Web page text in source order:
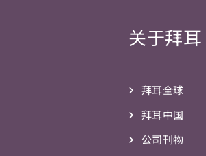
关于拜耳
拜耳全球
拜耳中国
公司刊物